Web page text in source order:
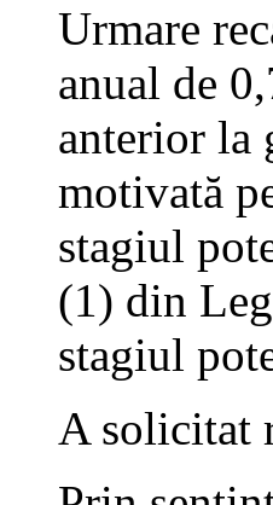
Urmare
anual de
anterior la
motivată
stagiul
(1) din
stagiul
A solicitat